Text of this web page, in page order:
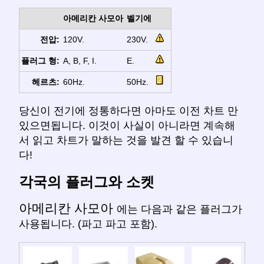
아메리칸 사모아 벨기에
전압: 120V. 230V.
플러그 형: A, B, F, I. E.
헤르츠: 60Hz. 50Hz.
당신이 전기에 정통하다면 아마도 이전 차트 만
있으면됩니다. 이것이 사실이 아니라면 계속해
서 읽고 차트가 말하는 것을 발견 할 수 있습니
다!
각국의 플러그와 소켓
아메리칸 사모아 에는 다음과 같은 플러그가
사용됩니다. (파고 파고 포함).